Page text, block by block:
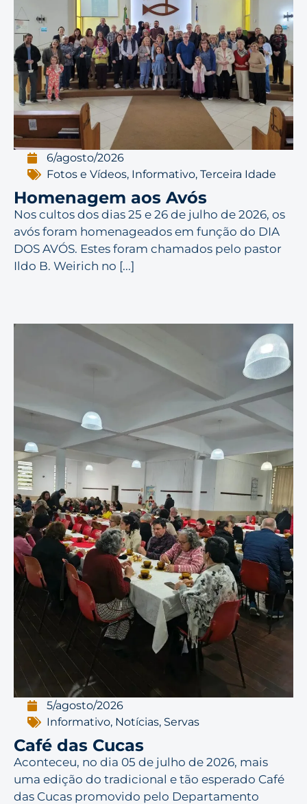
6/agosto/2026
Fotos e Vídeos, Informativo,Terceira Idade
Homenagem aos Avós
Nos cultos dos dias 25 e 26 de julho de 2026, os
avós foram homenageados em função do DIA
DOS AVÓS. Estes foram chamados pelo pastor
Ildo B. Weirich no [...]
5/agosto/2026
Informativo, Notícias, Servas
Café das Cucas
Aconteceu, no dia 05 de julho de 2026, mais
uma edição do tradicional e tão esperado Café
das Cucas promovido pelo Departamento